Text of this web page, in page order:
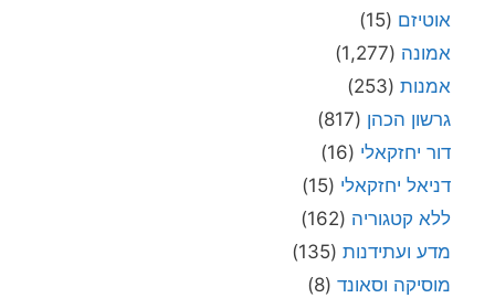
אוטיזם (15)
אמונה (1,277)
אמנות (253)
גרשון הכהן (817)
דור יחזקאלי (16)
דניאל יחזקאלי (15)
ללא קטגוריה (162)
מדע ועתידנות (135)
מוסיקה וסאונד (8)